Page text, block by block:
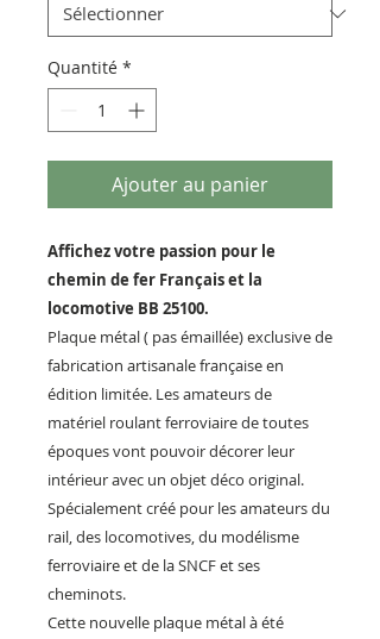
Quantité *
Ajouter au panier
Affichez votre passion pour le
chemin de fer Français et la
locomotive BB 25100.
Plaque métal ( pas émaillée) exclusive de
fabrication artisanale française en
édition limitée. Les amateurs de
matériel roulant ferroviaire de toutes
époques vont pouvoir décorer leur
intérieur avec un objet déco original.
Spécialement créé pour les amateurs du
rail, des locomotives, du modélisme
ferroviaire et de la SNCF et ses
cheminots.
Cette nouvelle plaque métal à été